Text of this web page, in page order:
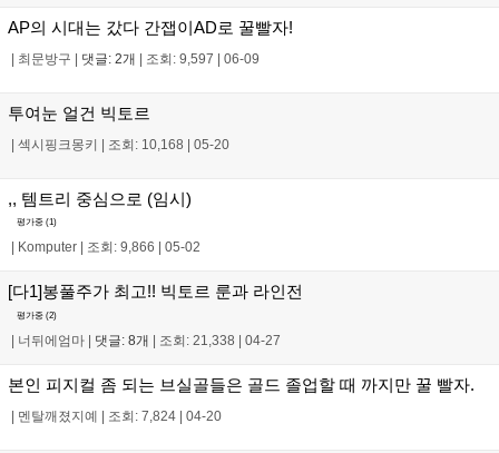
AP의 시대는 갔다 간잽이AD로 꿀빨자!
최문방구 댓글: 2개 조회: 9,597 06-09
투여눈 얼건 빅토르
섹시핑크몽키 조회: 10,168 05-20
,, 템트리 중심으로 (임시)
평가중 (1)
Komputer 조회: 9,866 05-02
[다1]봉풀주가 최고!! 빅토르 룬과 라인전
평가중 (2)
| 너뒤에엄마 | 댓글: 8개 | 조회: 21,338 | 04-27
본인 피지컬 좀 되는 브실골들은 골드 졸업할 때 까지만 꿀 빨자.
| 멘탈깨졌지예 | 조회: 7,824 | 04-20